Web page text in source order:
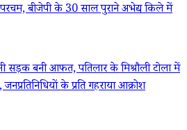
बीजेपी के 30 साल पुराने अभेद्य किले में
सड़क बनी आफत, पतिलार के मिश्रौली टोला में
के प्रति गहराया आक्रोश